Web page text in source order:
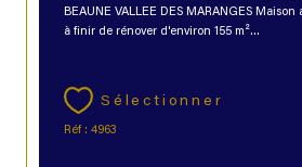
BEAUNE VALLEE DES MARANGES
à finir de rénover d'environ 155 m²...
Sélectionner
Réf : 4963